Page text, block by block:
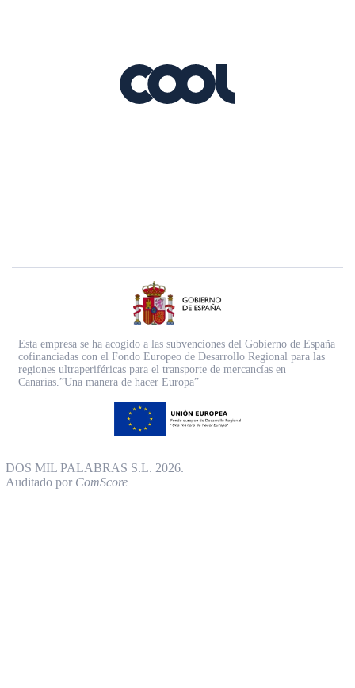
Esta empresa se ha acogido a las subvenciones del Gobierno de España
cofinanciadas con el Fondo Europeo de Desarrollo Regional para las
regiones ultraperiféricas para el transporte de mercancías en
Canarias.”Una manera de hacer Europa”
DOS MIL PALABRAS S.L. 2026.
Auditado por ComScore